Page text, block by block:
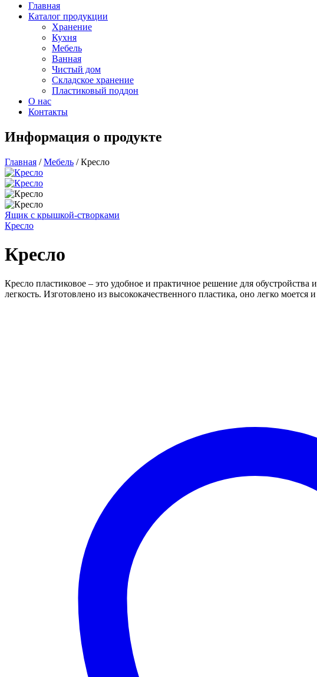
Главная
Каталог продукции
Хранение
Кухня
Мебель
Ванная
Чистый дом
Складское хранение
Пластиковый поддон
О нас
Контакты
Информация о продукте
Главная / Мебель /Кресло
Ящик с крышкой-створками
Кресло
Кресло
Кресло пластиковое – это удобное и практичное решение для
легкость. Изготовлено из высококачественного пластика, оно легко